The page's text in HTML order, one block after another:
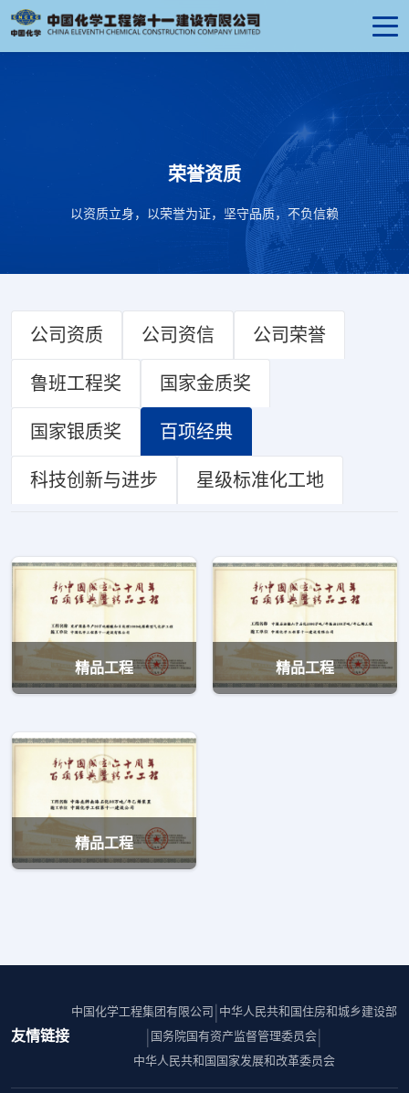
荣誉资质
以资质立身，以荣誉为证，坚守品质，不负信赖
公司资质 公司资信 公司荣誉
鲁班工程奖 国家金质奖
国家银质奖 百项经典
科技创新与进步 星级标准化工地
精品工程 精品工程
精品工程
友情链接
中国化学工程集团有限公司 中华人民共和国住房和城乡建设部
国务院国有资产监督管理委员会
中华人民共和国国家发展和改革委员会